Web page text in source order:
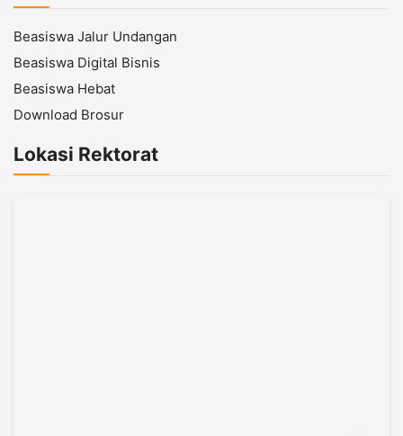
Beasiswa Jalur Undangan
Beasiswa Digital Bisnis
Beasiswa Hebat
Download Brosur
Lokasi Rektorat